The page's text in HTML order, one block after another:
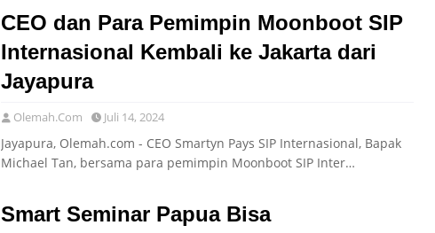
CEO dan Para Pemimpin Moonboot SIP
Internasional Kembali ke Jakarta dari
Jayapura
Olemah.Com Juli 14, 2024
Jayapura, Olemah.com - CEO Smartyn Pays SIP Internasional, Bapak
Michael Tan, bersama para pemimpin Moonboot SIP Inter…
Smart Seminar Papua Bisa